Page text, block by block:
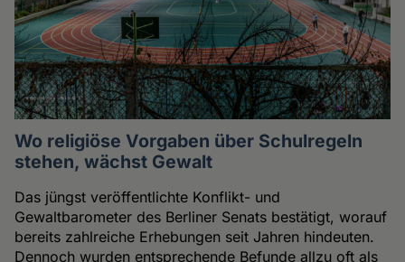
Wo religiöse Vorgaben über Schulregeln
stehen, wächst Gewalt
Das jüngst veröffentlichte Konflikt- und
Gewaltbarometer des Berliner Senats bestätigt, worauf
bereits zahlreiche Erhebungen seit Jahren hindeuten.
Dennoch wurden entsprechende Befunde allzu oft als